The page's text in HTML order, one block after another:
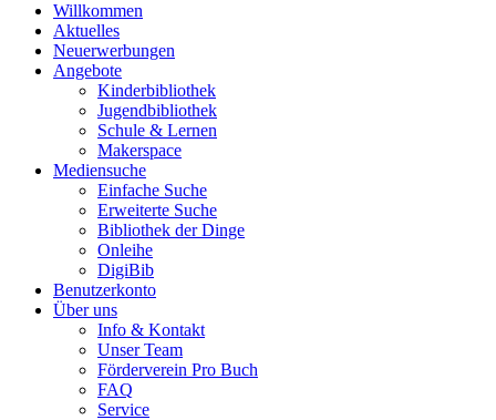
Willkommen
Aktuelles
Neuerwerbungen
Angebote
Kinderbibliothek
Jugendbibliothek
Schule & Lernen
Makerspace
Mediensuche
Einfache Suche
Erweiterte Suche
Bibliothek der Dinge
Onleihe
DigiBib
Benutzerkonto
Über uns
Info & Kontakt
Unser Team
Förderverein Pro Buch
FAQ
Service